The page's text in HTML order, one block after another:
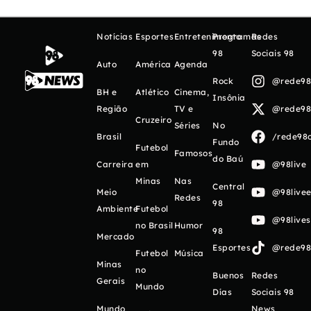
Notícias
Auto
BH e
Região
Brasil
Carreira
Meio
Ambiente
Mercado
Minas
Gerais
Mundo
Esportes
América
Atlético
Cruzeiro
Futebol
em
Minas
Futebol
no Brasil
Futebol
no
Mundo
Entretenimento
Agenda
Cinema,
TV e
Séries
Famosos
Nas
Redes
Humor
Música
Programas
98
Rock
Insônia
No
Fundo
do Baú
Central
98
98
Esportes
Buenos
Días
Redes
Sociais 98
/
@98live
Redes
Sociais 98
News